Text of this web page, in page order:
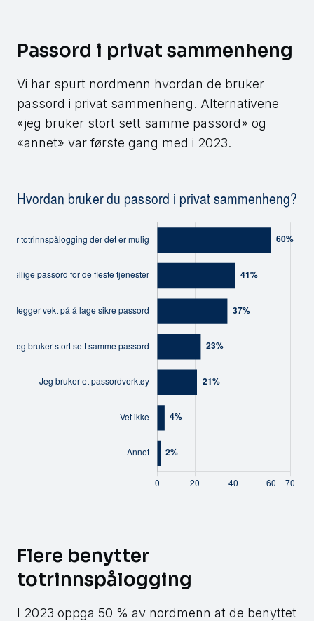
Passord i privat sammenheng
Vi har spurt nordmenn hvordan de bruker
passord i privat sammenheng. Alternativene
«jeg bruker stort sett samme passord» og
«annet» var første gang med i 2023.
Flere benytter
totrinnspålogging
I 2023 oppga 50 % av nordmenn at de benyttet